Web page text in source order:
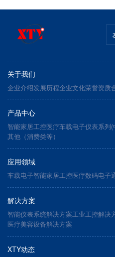
关于我们
企业介绍发展历程企业文化荣誉资质
产品中心
智能家居工控医疗车载电子仪表系列(
其他（消费类等）
应用领域
车载电子智能家居工控医疗数码电子
解决方案
智能仪表系统解决方案工业工控解决
医疗美容设备解决方案
XTY动态